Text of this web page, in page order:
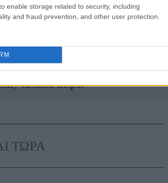
enable storage related to security, including
and fraud prevention, and other user protection.
Alexandermcqueen.com
πάντα μπροστά. Ακολούθησέ μας
fashion inspo.
ΤΩΡΑ